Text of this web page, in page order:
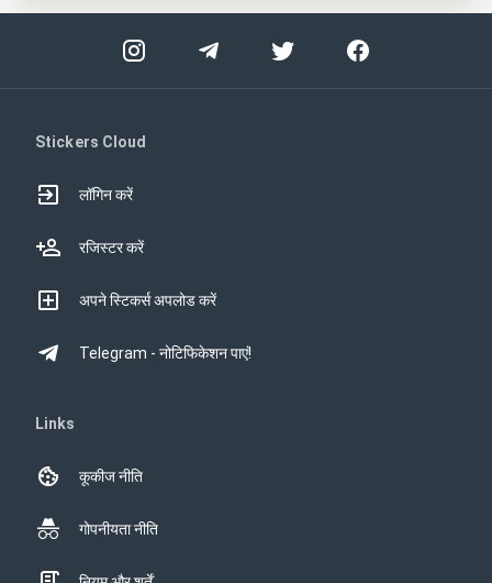
Stickers Cloud
लॉगिन करें
रजिस्टर करें
अपने स्टिकर्स अपलोड करें
Telegram - नोटिफिकेशन पाएं!
Links
कूकीज नीति
गोपनीयता नीति